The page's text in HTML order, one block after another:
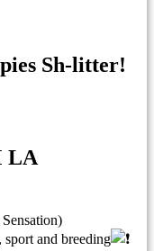
Sh-litter!
LA
and breeding